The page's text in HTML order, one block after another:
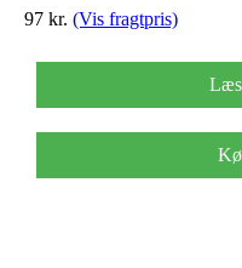
97 kr. (Vis fragtpris)
Læs